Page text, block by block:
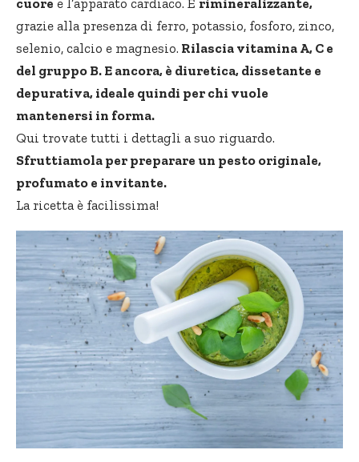
cuore e l’apparato cardiaco. È rimineralizzante,
grazie alla presenza di ferro, potassio, fosforo, zinco,
selenio, calcio e magnesio. Rilascia vitamina A, C e
del gruppo B. E ancora, è diuretica, dissetante e
depurativa, ideale quindi per chi vuole
mantenersi in forma.
Qui trovate tutti i dettagli a suo riguardo.
Sfruttiamola per preparare un pesto originale,
profumato e invitante.
La ricetta è facilissima!